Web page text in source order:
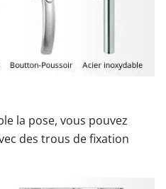
la pose, vous pouvez
des trous de fixation